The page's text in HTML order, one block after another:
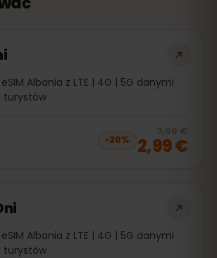
Albania z LTE | 4G | 5G danymi
turystów
−20%
3,99 €
2,99 €
Albania z LTE | 4G | 5G danymi
turystów